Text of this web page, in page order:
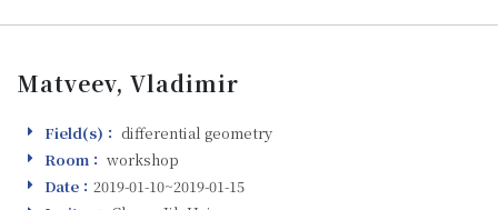
Matveev, Vladimir
Field(s)
Field(s)： differential geometry
Room
Room： workshop
Visiting
Date： 2019-01-10~2019-01-15